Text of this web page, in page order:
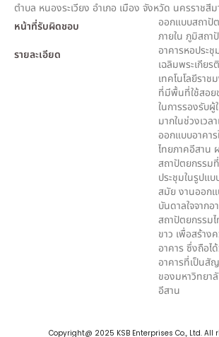
ตำบล หนองระเวียง อำเภอ เมือง จังหวัด นครราชสีม
หน้าที่รับผิดชอบ
ออกแบบสถาปั
ภายใน ภูมิสถา
รายละเอียด
อาคารหอประ
เฉลิมพระเกีย
เทคโนโลยีรา
ที่มีพื้นที่ใช้สอ
ในการรองรับผู้
มากในช่วงเว
ออกแบบอาคา
ไทยภาคอีสาน
สถาปัตยกรรม
ประชุมในรูปแ
สมัย งานออกแ
บันดาลใจจากอ
สถาปัตยกรรม
ขาว เพื่อสร้าง
อาคาร ซึ่งถือไ
อาคารที่เป็นสั
ของมหาวิทยา
อีสาน
Copyright@ 2025 KSB Enterprises Co., Ltd. All